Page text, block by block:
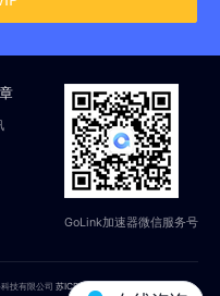
GoLink加速器微信服务号
技有限公司苏ICP备18014251号-2